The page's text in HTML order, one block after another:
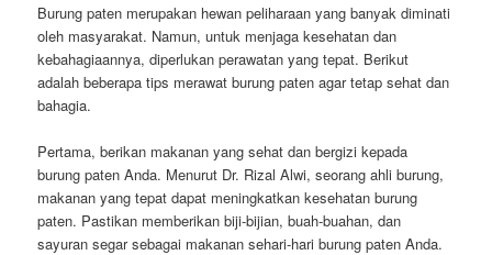
Burung paten merupakan hewan peliharaan yang banyak diminati
oleh masyarakat. Namun, untuk menjaga kesehatan dan
kebahagiaannya, diperlukan perawatan yang tepat. Berikut
adalah beberapa tips merawat burung paten agar tetap sehat dan
bahagia.
Pertama, berikan makanan yang sehat dan bergizi kepada
burung paten Anda. Menurut Dr. Rizal Alwi, seorang ahli burung,
makanan yang tepat dapat meningkatkan kesehatan burung
paten. Pastikan memberikan biji-bijian, buah-buahan, dan
sayuran segar sebagai makanan sehari-hari burung paten Anda.